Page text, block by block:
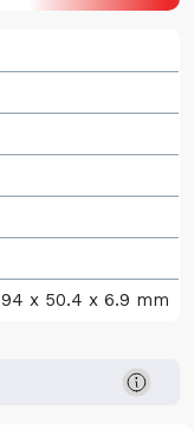
94 x 50.4 x 6.9 mm